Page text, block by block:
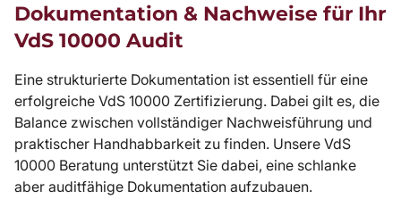
Dokumentation & Nachweise für Ihr
VdS 10000 Audit
Eine strukturierte Dokumentation ist essentiell für eine
erfolgreiche VdS 10000 Zertifizierung. Dabei gilt es, die
Balance zwischen vollständiger Nachweisführung und
praktischer Handhabbarkeit zu finden. Unsere VdS
10000 Beratung unterstützt Sie dabei, eine schlanke
aber auditfähige Dokumentation aufzubauen.